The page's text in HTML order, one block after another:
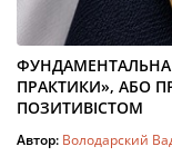
ПРАКТИКИ», АБО
ПОЗИТИВІСТОМ
Автор: Володарский